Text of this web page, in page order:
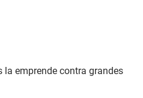
la emprende contra grandes